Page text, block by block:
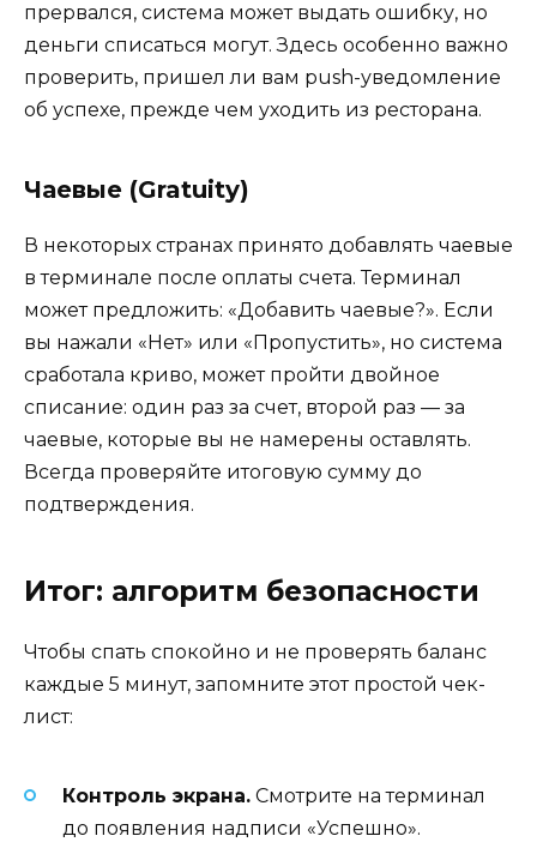
прервался, система может выдать ошибку, но
деньги списаться могут. Здесь особенно важно
проверить, пришел ли вам push-уведомление
об успехе, прежде чем уходить из ресторана.
Чаевые (Gratuity)
В некоторых странах принято добавлять чаевые
в терминале после оплаты счета. Терминал
может предложить: «Добавить чаевые?». Если
вы нажали «Нет» или «Пропустить», но система
сработала криво, может пройти двойное
списание: один раз за счет, второй раз — за
чаевые, которые вы не намерены оставлять.
Всегда проверяйте итоговую сумму до
подтверждения.
Итог: алгоритм безопасности
Чтобы спать спокойно и не проверять баланс
каждые 5 минут, запомните этот простой чек-
лист:
Контроль экрана. Смотрите на терминал
до появления надписи «Успешно».